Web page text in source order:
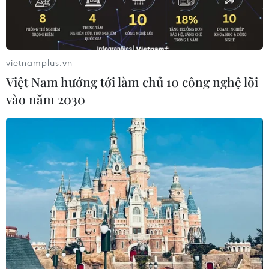
Bên trong một cơ sở hạt nhân của Iran. (Ảnh: IRNA/TTXVN)
Theo AFP, Bộ trưởng Quốc phòng Pháp Florence
Parly ngày 23/11 đã chỉ trích việc Mỹ "dần rút
khỏi" Trung Đông, đồng thời cho rằng
Washington đã không đáp trả các hành động
vietnamplus.vn
Việt Nam hướng tới làm chủ 10 công nghệ lõi
vào năm 2030